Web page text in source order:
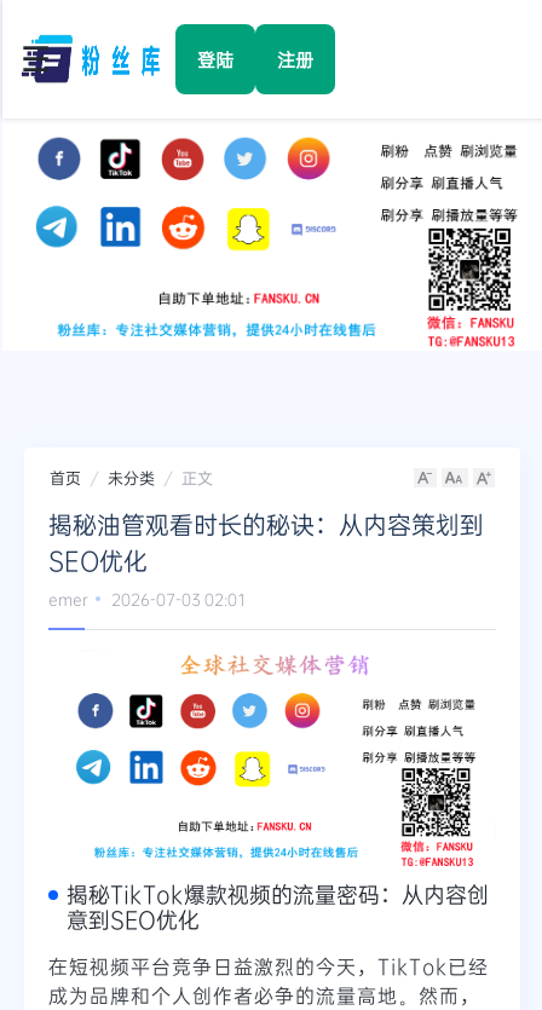
☰ 登陆 注册
Facebook
TikTok
YouTube
Twitter
首页 未分类 正文
揭秘油管观看时长的秘诀：从内容策划到
SEO优化
emer 2026-07-03 02:01
揭秘TikTok爆款视频的流量密码：从内容创
意到SEO优化
在短视频平台竞争日益激烈的今天，TikTok已经
成为品牌和个人创作者必争的流量高地。然而，